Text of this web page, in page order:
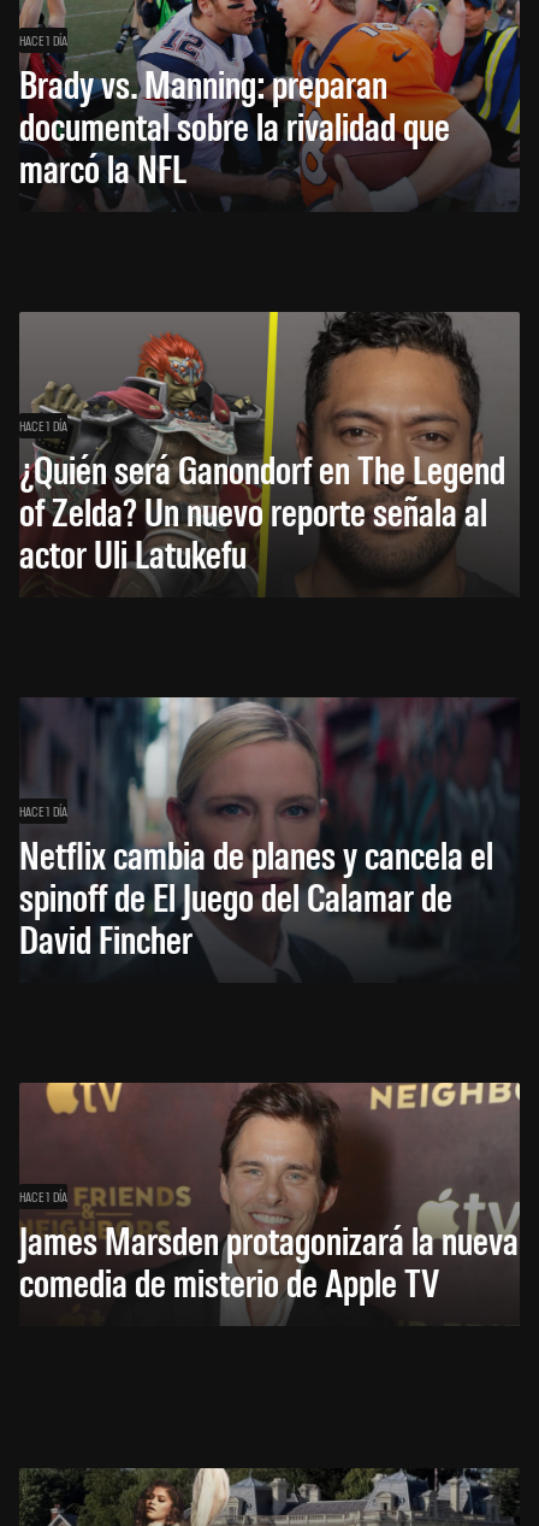
HACE 1 DÍA
Brady vs. Manning: preparan
documental sobre la rivalidad que
marcó la NFL
HACE 1 DÍA
¿Quién será Ganondorf en The Legend
of Zelda? Un nuevo reporte señala al
actor Uli Latukefu
HACE 1 DÍA
Netflix cambia de planes y cancela el
spinoff de El Juego del Calamar de
David Fincher
HACE 1 DÍA
James Marsden protagonizará la nueva
comedia de misterio de Apple TV